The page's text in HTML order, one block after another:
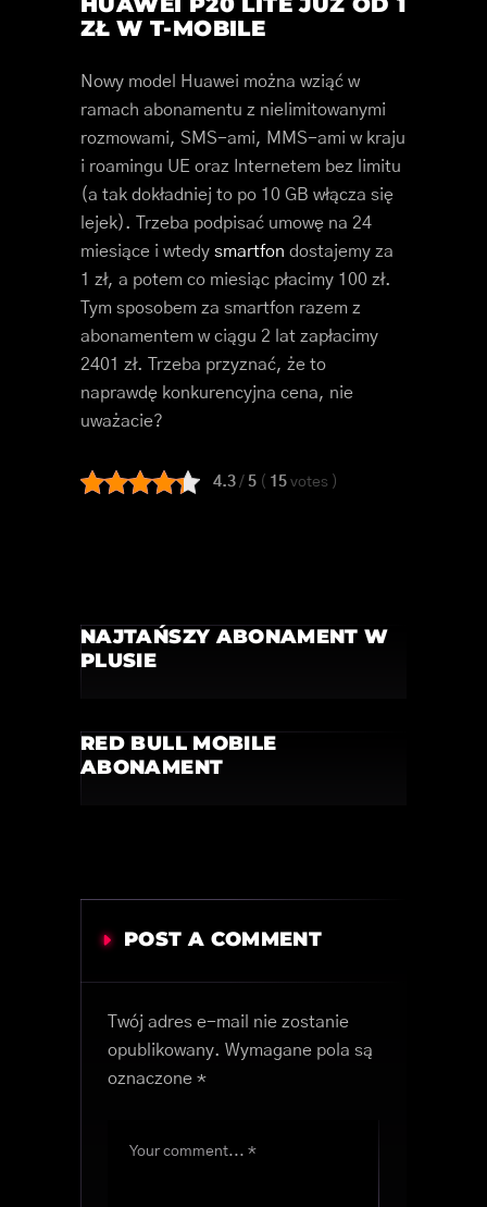
ZŁ W T-MOBILE
Nowy model Huawei można wziąć w
ramach abonamentu z nielimitowanymi
rozmowami, SMS-ami, MMS-ami w kraju
i roamingu UE oraz Internetem bez limitu
(a tak dokładniej to po 10 GB włącza się
lejek). Trzeba podpisać umowę na 24
miesiące i wtedy smartfon dostajemy za
1 zł, a potem co miesiąc płacimy 100 zł.
Tym sposobem za smartfon razem z
abonamentem w ciągu 2 lat zapłacimy
2401 zł. Trzeba przyznać, że to
naprawdę konkurencyjna cena, nie
uważacie?
4.3 / 5 ( 15 votes )
NAJTAŃSZY ABONAMENT W
PLUSIE
RED BULL MOBILE
ABONAMENT
POST A COMMENT
Twój adres e-mail nie zostanie
opublikowany. Wymagane pola są
oznaczone *